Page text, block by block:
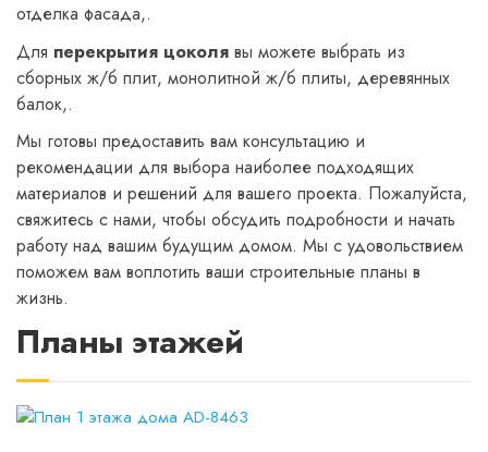
отделка фасада,.
Для перекрытия цоколя вы можете выбрать из
сборных ж/б плит, монолитной ж/б плиты, деревянных
балок,.
Мы готовы предоставить вам консультацию и
рекомендации для выбора наиболее подходящих
материалов и решений для вашего проекта. Пожалуйста,
свяжитесь с нами, чтобы обсудить подробности и начать
работу над вашим будущим домом. Мы с удовольствием
поможем вам воплотить ваши строительные планы в
жизнь.
Планы этажей